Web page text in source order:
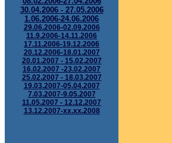
30.04.2006 - 27.05.2006
1.06.2006-24.06.2006
29.06.2006-02.09.2006
11.9.2006-14.11.2006
17.11.2006-19.12.2006
20.12.2006-18.01.2007
20.01.2007 - 15.02.2007
16.02.2007 -23.02.2007
25.02.2007 - 18.03.2007
19.03.2007-05.04.2007
7.03.2007-9.05.2007
11.05.2007 - 12.12.2007
13.12.2007-xx.xx.2008